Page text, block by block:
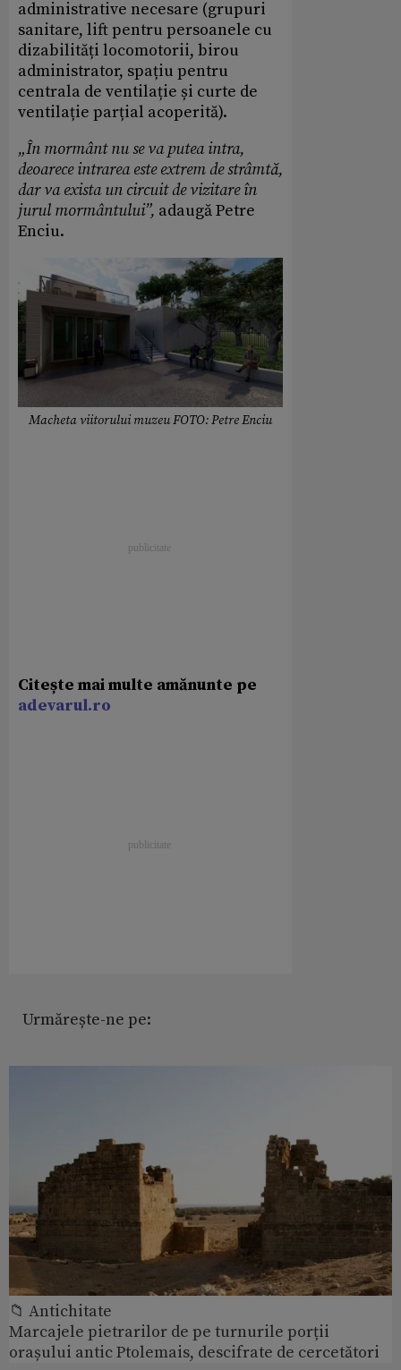
administrative necesare (grupuri
sanitare, lift pentru persoanele cu
dizabilități locomotorii, birou
administrator, spațiu pentru
centrala de ventilație și curte de
ventilație parțial acoperită).
„În mormânt nu se va putea intra,
deoarece intrarea este extrem de strâmtă,
dar va exista un circuit de vizitare în
jurul mormântului”, adaugă Petre
Enciu.
Macheta viitorului muzeu FOTO: Petre Enciu
Citește mai multe amănunte pe
adevarul.ro
Urmărește-ne pe:
📁 Antichitate
Marcajele pietrarilor de pe turnurile porții
orașului antic Ptolemais, descifrate de cercetători